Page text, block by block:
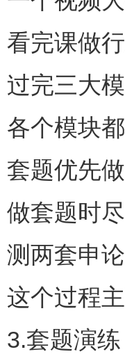
看完课做
过完三大
各个模块
套题优先
做套题时
测两套申论
这个过程
3.套题演练